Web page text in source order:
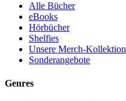
Alle Bücher
eBooks
Hörbücher
Shelfies
Unsere Merch-Kollektion
Sonderangebote
Genres